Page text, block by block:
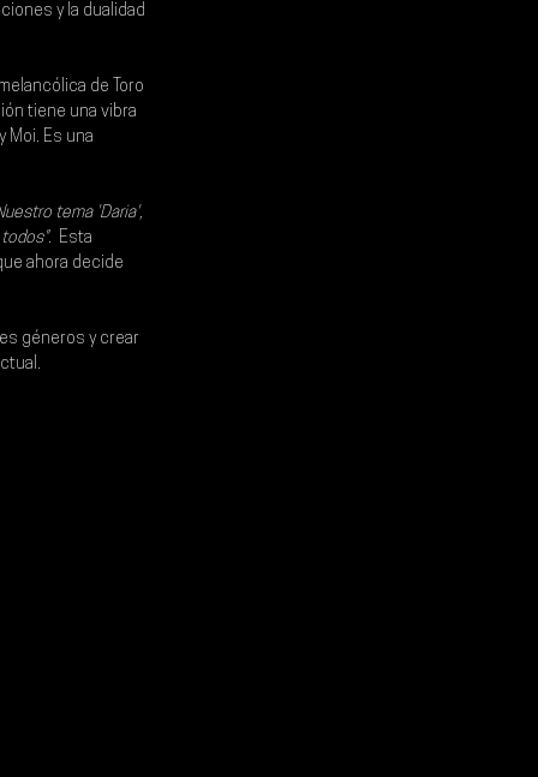
y la dualidad
de Toro
tiene una vibra
Moi. Es una
tema 'Daria',
todos".  Esta
ahora decide
géneros y crear